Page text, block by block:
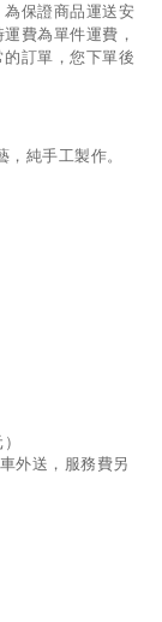
保證商品運送安
費為單件運費，
訂單，您下單後
純手工製作。
外送，服務費另